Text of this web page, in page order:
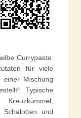
Currypaste.
für viele
Mischung
Typische
Schalotten und